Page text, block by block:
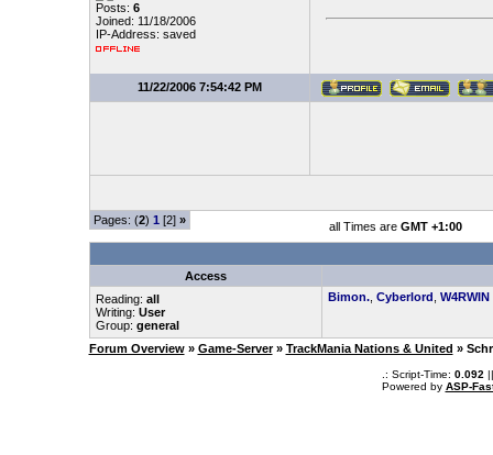
Posts: 6
Joined: 11/18/2006
IP-Address: saved
11/22/2006 7:54:42 PM
Pages: (2) 1 [2] » all Times are GMT +1:00
Access
Reading: all
Writing: User
Group: general
Bimon., Cyberlord W4RWIN
Forum Overview » Game-Server » TrackMania Nations & United »
.: Script-Time: 0.092
Powered by ASP-